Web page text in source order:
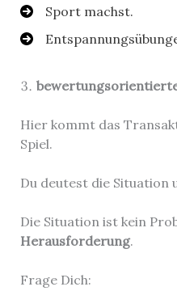
Sport machst.
Hier kommt das
Spiel.
Du deutest die Situation
Die Situation ist kein
Herausforderung.
Frage Dich: